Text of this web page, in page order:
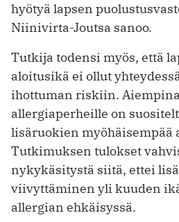
hyötyä lapsen
Niinivirta-Joutsa sanoo.
Tutkija todensi myös, että
aloitusikä ei ollut
ihottuman riskiin.
allergiaperheille on
lisäruokien myöhäisempää
Tutkimuksen tulokset
nykykäsitystä siitä, ettei
viivyttäminen yli kuuden
allergian ehkäisyssä.